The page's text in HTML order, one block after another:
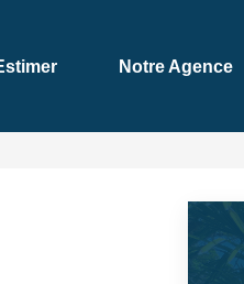
Notre Agence